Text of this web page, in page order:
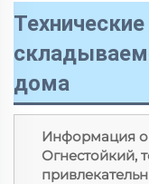
дома
Информация о
Огнестойкий,